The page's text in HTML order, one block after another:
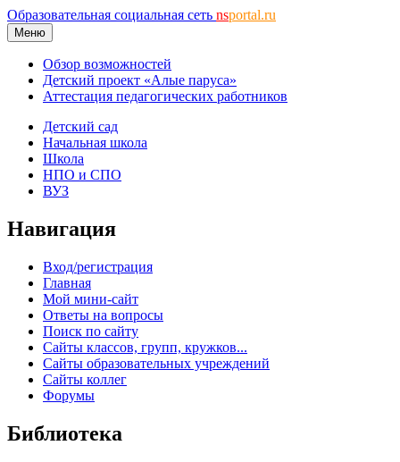
Образовательная социальная сеть nsportal.ru
Меню
Обзор возможностей
Детский проект «Алые паруса»
Аттестация педагогических работников
Детский сад
Начальная школа
Школа
НПО и СПО
ВУЗ
Навигация
Вход/регистрация
Главная
Мой мини-сайт
Ответы на вопросы
Поиск по сайту
Сайты классов, групп, кружков...
Сайты образовательных учреждений
Сайты коллег
Форумы
Библиотека